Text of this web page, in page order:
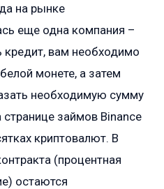
на рынке
еще одна компания –
вам необходимо
монете, а затем
необходимую сумму
займов Binance
криптовалют. В
(процентная
остаются